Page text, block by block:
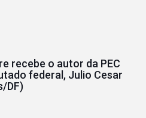
recebe o autor da PEC
federal, Julio Cesar
DF)